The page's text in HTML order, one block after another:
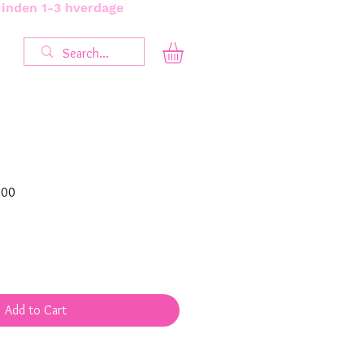
1-3 hverdage
Add to Cart